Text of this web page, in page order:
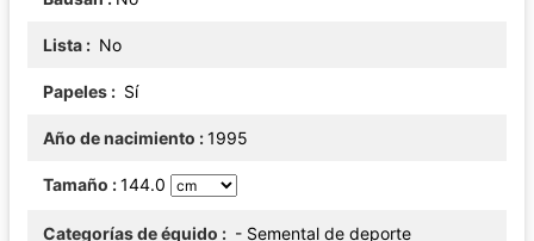
Lista No
Papeles Sí
Año de nacimiento 1995
Tamaño 144.0
Categorías de équido - Semental de deporte